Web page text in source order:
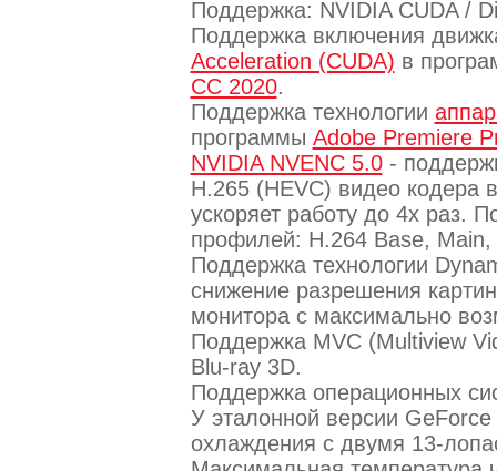
Поддержка: NVIDIA CUDA /
Поддержка включения
Acceleration (CUDA) в
CC 2020.
Поддержка технологии
программы Adobe Premiere
NVIDIA NVENC 5.0-
H.265 (HEVC) видео кодера
ускоряет работу до 4х раз.
профилей: H.264 Base,
Поддержка технологии
снижение разрешения
монитора с максимально
Поддержка MVC (Multiview
Blu-ray 3D.
Поддержка операционных
У эталонной версии
охлаждения с двумя 13-